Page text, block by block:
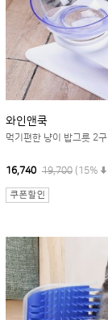
와인앤쿡
먹기편한 냥이 밥그릇 2
16,740 19,700 (15%